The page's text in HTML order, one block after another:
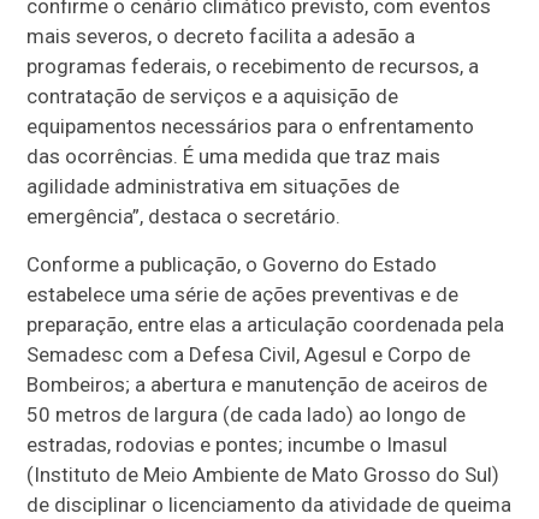
confirme o cenário climático previsto, com eventos
mais severos, o decreto facilita a adesão a
programas federais, o recebimento de recursos, a
contratação de serviços e a aquisição de
equipamentos necessários para o enfrentamento
das ocorrências. É uma medida que traz mais
agilidade administrativa em situações de
emergência”, destaca o secretário.
Conforme a publicação, o Governo do Estado
estabelece uma série de ações preventivas e de
preparação, entre elas a articulação coordenada pela
Semadesc com a Defesa Civil, Agesul e Corpo de
Bombeiros; a abertura e manutenção de aceiros de
50 metros de largura (de cada lado) ao longo de
estradas, rodovias e pontes; incumbe o Imasul
(Instituto de Meio Ambiente de Mato Grosso do Sul)
de disciplinar o licenciamento da atividade de queima